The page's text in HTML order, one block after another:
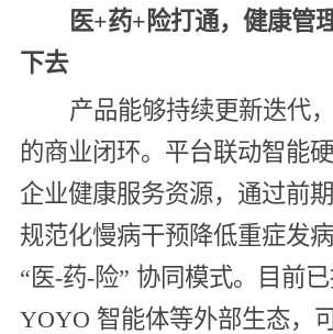
医+药+险打通，健康管
下去
产品能够持续更新迭代
的商业闭环。平台联动智能硬
企业健康服务资源，通过前期
规范化慢病干预降低重症发
“医-药-险” 协同模式。目前
YOYO 智能体等外部生态，